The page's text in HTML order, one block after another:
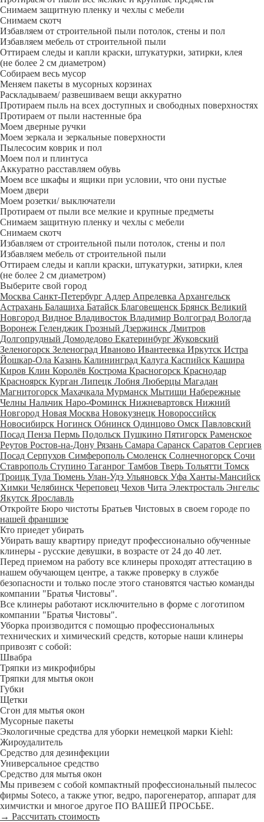
Снимаем защитную пленку и чехлы с мебели
Снимаем скотч
Избавляем от строительной пыли потолок, стены и пол
Избавляем мебель от строительной пыли
Оттираем следы и капли краски, штукатурки, затирки, клея
(не более 2 см диаметром)
Собираем весь мусор
Меняем пакеты в мусорных корзинах
Раскладываем/ развешиваем вещи аккуратно
Протираем пыль на всех доступных и свободных поверхностях
Протираем от пыли настенные бра
Моем дверные ручки
Моем зеркала и зеркальные поверхности
Пылесосим коврик и пол
Моем пол и плинтуса
Аккуратно расставляем обувь
Моем все шкафы и ящики при условии, что они пустые
Моем двери
Моем розетки/ выключатели
Протираем от пыли все мелкие и крупные предметы
Снимаем защитную пленку и чехлы с мебели
Снимаем скотч
Избавляем от строительной пыли потолок, стены и пол
Избавляем мебель от строительной пыли
Оттираем следы и капли краски, штукатурки, затирки, клея
(не более 2 см диаметром)
Выберите свой город
Москва Санкт-Петербург Адлер Апрелевка Архангельск
Астрахань Балашиха Батайск Благовещенск Брянск Великий
Новгород Видное Владивосток Владимир Волгоград Вологда
Воронеж Геленджик Грозный Дзержинск Дмитров
Долгопрудный Домодедово Екатеринбург Жуковский
Зеленогорск Зеленоград Иваново Ивантеевка Иркутск Истра
Йошкар-Ола Казань Калининград Калуга Каспийск Кашира
Киров Клин Королёв Кострома Красногорск Краснодар
Красноярск Курган Липецк Лобня Люберцы Магадан
Магнитогорск Махачкала Мурманск Мытищи Набережные
Челны Нальчик Наро-Фоминск Нижневартовск Нижний
Новгород Новая Москва Новокузнецк Новороссийск
Новосибирск Ногинск Обнинск Одинцово Омск Павловский
Посад Пенза Пермь Подольск Пушкино Пятигорск Раменское
Реутов Ростов-на-Дону Рязань Самара Саранск Саратов Сергиев
Посад Серпухов Симферополь Смоленск Солнечногорск Сочи
Ставрополь Ступино Таганрог Тамбов Тверь Тольятти Томск
Троицк Тула Тюмень Улан-Удэ Ульяновск Уфа Ханты-Мансийск
Химки Челябинск Череповец Чехов Чита Электросталь Энгельс
Якутск Ярославль
Откройте Бюро чистоты Братьев Чистовых в своем городе по
нашей франшизе
Кто приедет убирать
Убирать вашу квартиру приедут профессионально обученные
клинеры - русские девушки, в возрасте от 24 до 40 лет.
Перед приемом на работу все клинеры проходят аттестацию в
нашем обучающем центре, а также проверку в службе
безопасности и только после этого становятся частью команды
компании "Братья Чистовы".
Все клинеры работают исключительно в форме с логотипом
компании "Братья Чистовы".
Уборка производится с помощью профессиональных
технических и химический средств, которые наши клинеры
привозят с собой:
Швабра
Тряпки из микрофибры
Тряпки для мытья окон
Губки
Щетки
Сгон для мытья окон
Мусорные пакеты
Экологичные средства для уборки немецкой марки Kiehl:
Жироудалитель
Средство для дезинфекции
Универсальное средство
Средство для мытья окон
Мы привезем с собой компактный профессиональный пылесос
фирмы Soteco, а также утюг, ведро, парогенератор, аппарат для
химчистки и многое другое ПО ВАШЕЙ ПРОСЬБЕ.
→ Рассчитать стоимость